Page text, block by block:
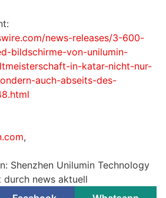
news-releases/3-600-
bildschirme-von-unilumin-
in-katar-nicht-nur-
auch-abseits-des-
,
Shenzhen Unilumin Technology
news aktuell